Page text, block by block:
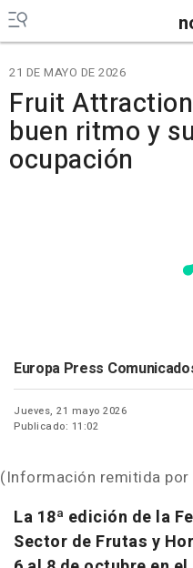
21 DE MAYO DE 2026
Fruit
buen ritmo y
ocupación
Europa Press
Jueves, 21 mayo 2026
Publicado: 11:02
(Información remitida
La 18ª edición de la
Sector de Frutas y